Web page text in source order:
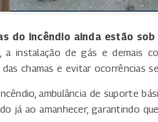
do incêndio ainda estão
instalação de gás e demais
chamas e evitar ocorrências
ambulância de suporte
já ao amanhecer, garantindo